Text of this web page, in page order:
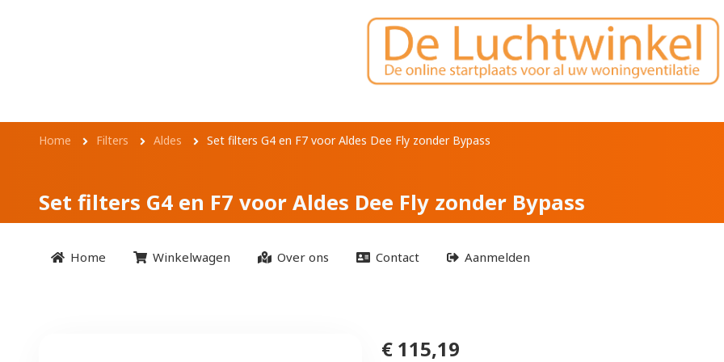
Set filters G4 en F7 voor Aldes Dee Fly
Kruimelpad
Home Filters Aldes Set filters G4 en F7 voor Aldes Dee Fly zonder Bypass
Set filters G4 en F7 voor Aldes Dee Fly zonder Bypass
Home Winkelwagen Over ons Contact Aanmelden
€ 115,19